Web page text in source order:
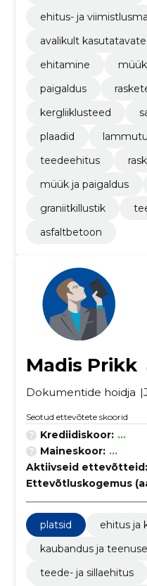
ehitus- ja
avalikult
ehitamine
müük
paigaldus
kergliiklusteed
plaadid
teedeehitus
müük ja paigaldus
graniitkillustik
asfaltbetoon
Madis Prikk
Dokumentide hoidja
Seotud ettevõtete skoorid
Krediidiskoor: ...
Maineskoor: ...
Aktiivseid ettevõtteid:
Ettevõtluskogemus
platsid
ehitus ja
kaubandus ja
teede- ja sillaehitus